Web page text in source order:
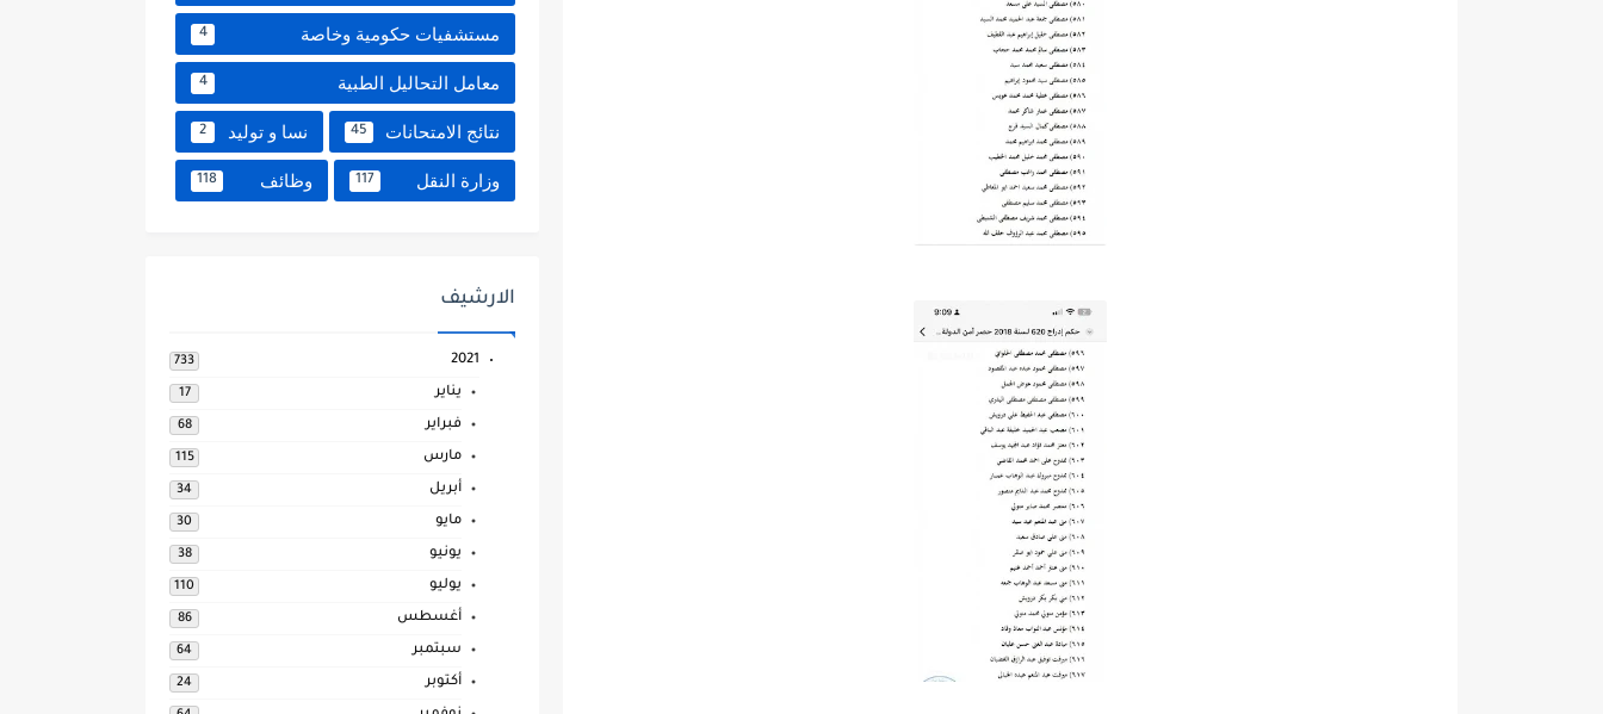
مستشفيات حكومية وخاصة 4
معامل التحاليل الطبية 4
نتائج الامتحانات 45 نسا و توليد 2
وزارة النقل 117 وظائف 118
الارشيف
2021
733
يناير 17
فبراير 68
مارس 115
أبريل 34
مايو 30
يونيو 38
يوليو 110
أغسطس 86
سبتمبر 64
أكتوبر 24